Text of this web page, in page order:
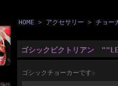
HOME > アクセサリー > チョー
ゴシックビクトリアン
ゴシックチョーカーです☆